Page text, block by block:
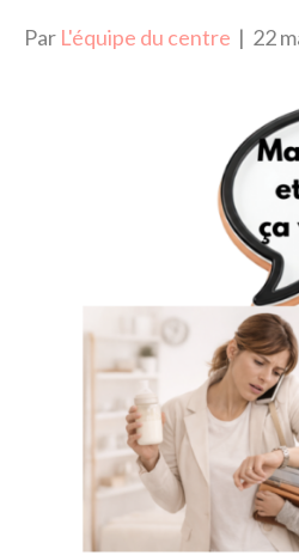
Par L'équipe du centre | 22